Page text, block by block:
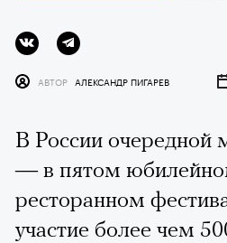
АВТОР АЛЕКСАНДР ПИГАРЕВ
В России очередной
— в пятом
ресторанном
участие более чем